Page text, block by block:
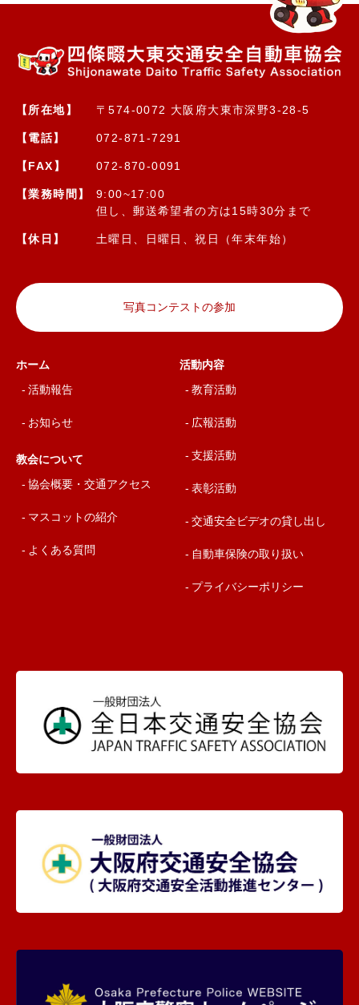
【所在地】 〒574-0072 大阪府大東市深野3-28-5
【電話】 072-871-7291
【FAX】 072-870-0091
【業務時間】
9:00~17:00
但し、郵送希望者の方は15時30分まで
【休日】 土曜日、日曜日、祝日（年末年始）
写真コンテストの参加
ホーム
活動報告
お知らせ
教会について
協会概要・交通アクセス
マスコットの紹介
よくある質問
活動内容
教育活動
広報活動
支援活動
表彰活動
交通安全ビデオの貸し出し
自動車保険の取り扱い
プライバシーポリシー